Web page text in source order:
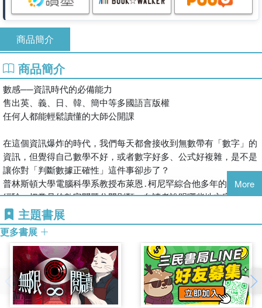
商品簡介
商品簡介
數感──資訊時代的必備能力
售出英、義、日、韓、簡中等多國語言版權
任何人都能輕鬆讀懂的大師公開課
在這個資訊爆炸的時代，我們每天都會接收到無數帶有「數字」的
資訊，但覺得自己數學不好，或者數字好多、公式好複雜，是不是
讓你對「判斷數據正確性」這件事卻步了？
普林斯頓大學電腦科學系教授布萊恩․柯尼罕綜合他多年的觀察及
經驗，把常見的數字問題分門別類，向讀者說明哪些地方容易出
錯、被忽略，並提出只要用簡單的四則運算就能處理的解決方法，
就算你是害怕數學的文科生，也能輕鬆地將這些小技巧實際運用到
生活中。
․「本產品投資報酬率每年6%，讓你投入的本金5年就翻倍！」
如果以年利率6%計算，本金要花72÷6=12年才會翻倍！「七二法
則」讓你用簡單的除法就能發現這個投資廣告大有問題。
More
主題書展
更多書展